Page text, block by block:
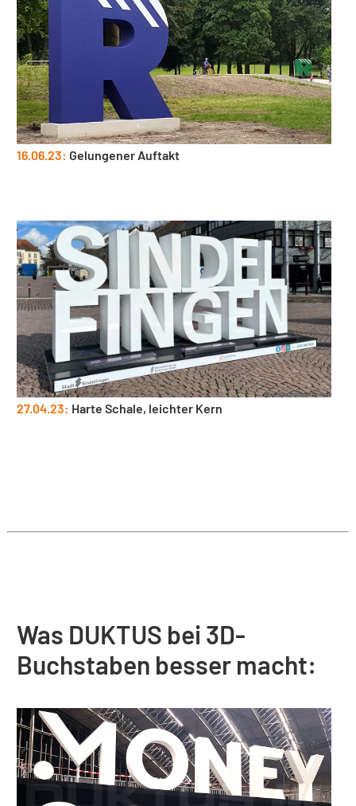
16.06.23: Gelungener Auftakt
27.04.23: Harte Schale, leichter Kern
Was DUKTUS bei 3D-
Buchstaben besser macht: